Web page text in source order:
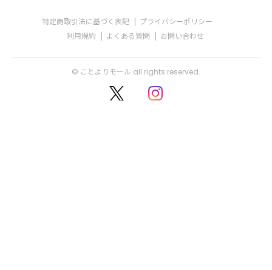
特定商取引法に基づく表記
プライバシーポリシー
利用規約
よくある質問 お問い合わせ
© ことよりモール all rights reserved.